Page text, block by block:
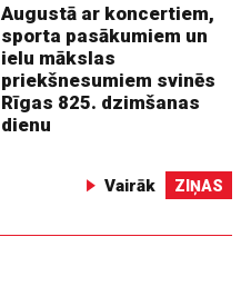
Augustā ar koncertiem,
sporta pasākumiem un
ielu mākslas
priekšnesumiem svinēs
Rīgas 825. dzimšanas
dienu
Vairāk ZIŅAS